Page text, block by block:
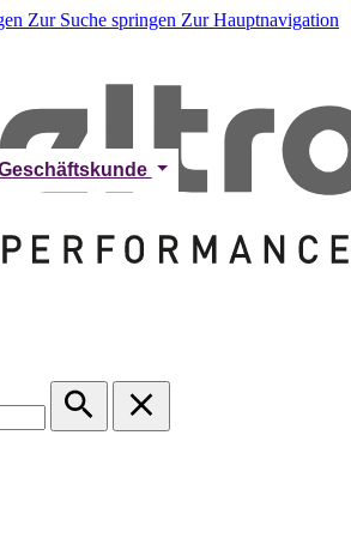
Zur Suche springen Zur Hauptnavigation